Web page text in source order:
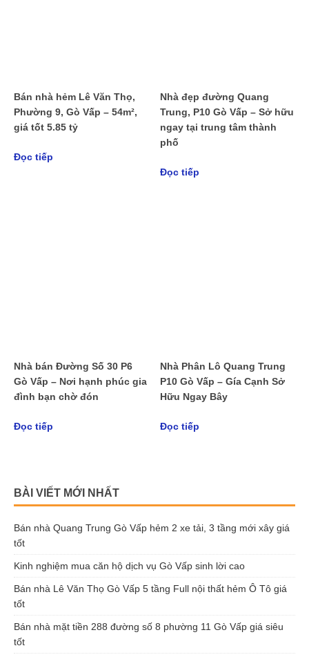
Bán nhà hẻm Lê Văn Thọ,
Phường 9, Gò Vấp – 54m²,
giá tốt 5.85 tỷ
Đọc tiếp
Nhà đẹp đường Quang
Trung, P10 Gò Vấp – Sở hữu
ngay tại trung tâm thành
phố
Đọc tiếp
Nhà bán Đường Số 30 P6
Gò Vấp – Nơi hạnh phúc gia
đình bạn chờ đón
Đọc tiếp
Nhà Phân Lô Quang Trung
P10 Gò Vấp – Gía Cạnh Sở
Hữu Ngay Bây
Đọc tiếp
BÀI VIẾT MỚI NHẤT
Bán nhà Quang Trung Gò Vấp hẻm 2 xe tải, 3 tầng mới xây giá
tốt
Kinh nghiệm mua căn hộ dịch vụ Gò Vấp sinh lời cao
Bán nhà Lê Văn Thọ Gò Vấp 5 tầng Full nội thất hẻm Ô Tô giá
tốt
Bán nhà mặt tiền 288 đường số 8 phường 11 Gò Vấp giá siêu
tốt